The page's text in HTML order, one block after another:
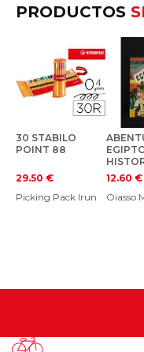
PRODUCTOS
30 STABILO
POINT 88
29.50 €
Picking Pack Irun
TAK
12.60 €
Oiasso